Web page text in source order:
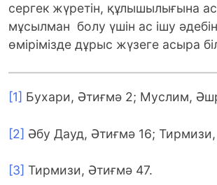
сергек жүретін, құлышылығына
мұсылман болу үшін ас ішу әдебін
өмірімізде дұрыс жүзеге асыра
[1] Бухари, Әтиғмә 2; Муслим,
[2] Әбу Дауд, Әтиғмә 16;
[3] Тирмизи, Әтиғмә 47.